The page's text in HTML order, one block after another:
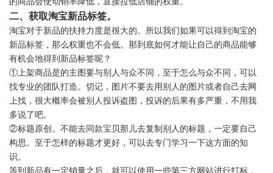
二、获取淘宝新品标签。
淘宝对于新品的扶持力度是很大的。所以我们如果可以得到淘宝的
新品标签，那么权重也不会低。那到底如何才能让自己的商品能够
有机会地得到新品标签呢？
①上架商品是的主图要与别人与众不同，至于怎么与众不同，可以
找专业的团队打造。切记，图片不要去用别人的图片或者自己去网
上找，很大概率会被别人投诉盗图，投诉的后果有多严重，不用我
多说了吧。
②标题原创。不能去同款宝贝那儿去复制别人的标题，一定要自己
构思。至于怎样的标题才更好，可以去专门学习一下这方面的知
识。
等到新品有一定销量之后，就可以使用一些第三方网站进行打标，